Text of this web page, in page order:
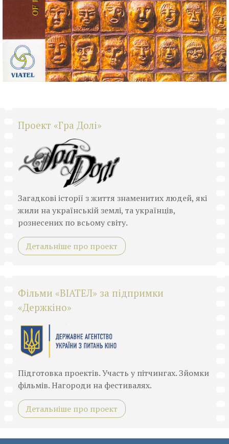
Проект «Гра Долі»
Загадкові історії з життя знаменитих людей, які
жили на українській землі, та українців,
рознесених по всьому світу.
Детальніше про проект
Фільми «ВІАТЕЛ» за підпримки
«Держкіно»
Підготовка проектів. Участь у пітчингах. Зйомки
фільмів. Нагороди на фестивалях.
Детальніше про проект